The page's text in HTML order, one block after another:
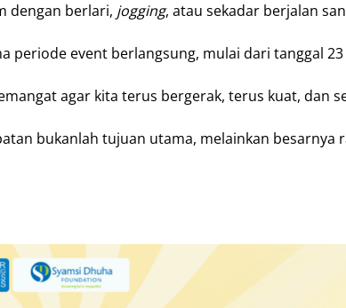
dengan berlari, jogging, atau sekadar berjalan
periode event berlangsung, mulai dari tanggal 23
agar kita terus bergerak, terus kuat, dan
bukanlah tujuan utama, melainkan besarnya